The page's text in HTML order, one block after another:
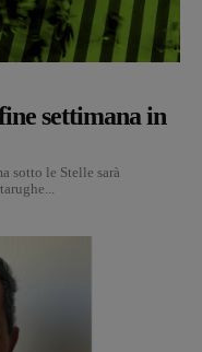
settimana in
sotto le Stelle sarà